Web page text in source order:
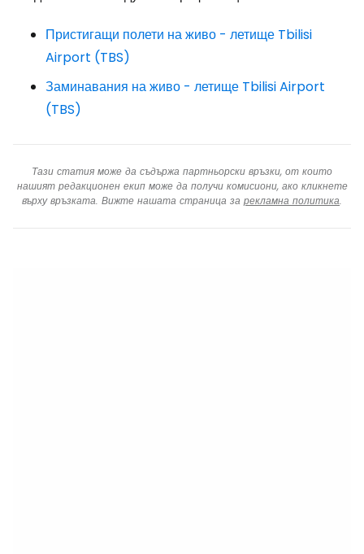
Пристигащи полети на живо - летище Tbilisi
Airport (TBS)
Заминавания на живо - летище Tbilisi Airport
(TBS)
Тази статия може да съдържа партньорски връзки, от които
нашият редакционен екип може да получи комисиони, ако кликнете
върху връзката. Вижте нашата страница за рекламна политика.